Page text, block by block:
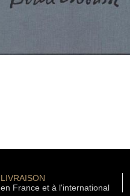
LIVRAISON
en France et à l'international